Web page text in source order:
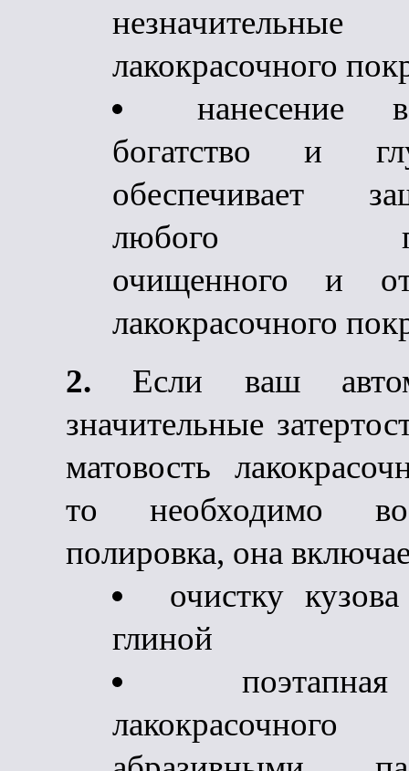
лакокрасочного
нанесение
богатство и
обеспечивает
любого
очищенного и
лакокрасочного
2. Если ваш
значительные
матовость
то необходимо
полировка, она
очистку
глиной